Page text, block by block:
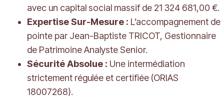
avec un capital social massif de 21 324 681,00 €.
Expertise Sur-Mesure : L’accompagnement de
pointe par Jean-Baptiste TRICOT, Gestionnaire
de Patrimoine Analyste Senior.
Sécurité Absolue : Une intermédiation
strictement régulée et certifiée (ORIAS
18007268).